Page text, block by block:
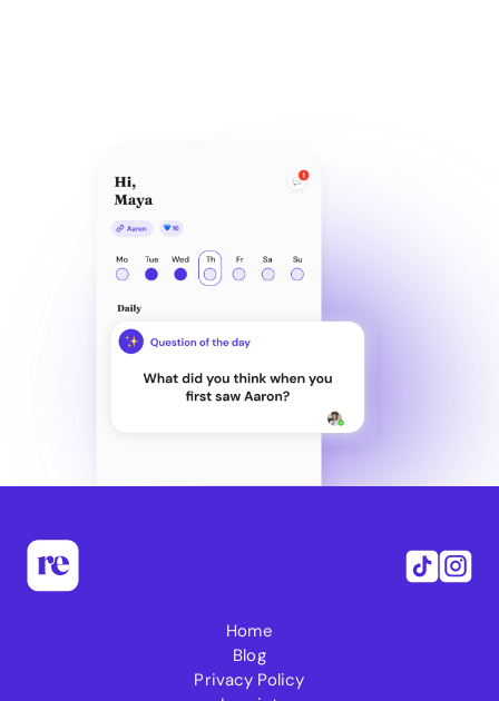
Home
Blog
Privacy Policy